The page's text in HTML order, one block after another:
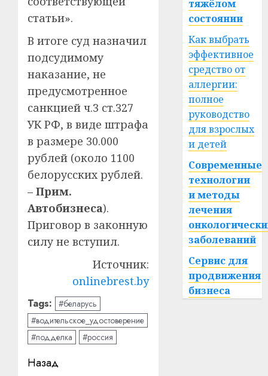
статьи».
В итоге суд назначил
подсудимому
наказание, не
предусмотренное
санкцией ч.3 ст.327
УК РФ, в виде штрафа
в размере 30.000
рублей (около 1100
белорусских рублей.
– Прим.
Автобизнеса).
Приговор в законную
силу не вступил.
Источник:
onlinebrest.by
Tags: #беларусь
#водительское_удостоверение
#подделка
#россия
Навигация
Назад
тяжёлом
состоянии
Как выбрать
эффективное
средство от
аллергии:
полное
руководство
для взрослых
и детей
Современные
технологии
и методы
лечения
заболеваний
Сервис для
продвижения
бизнеса